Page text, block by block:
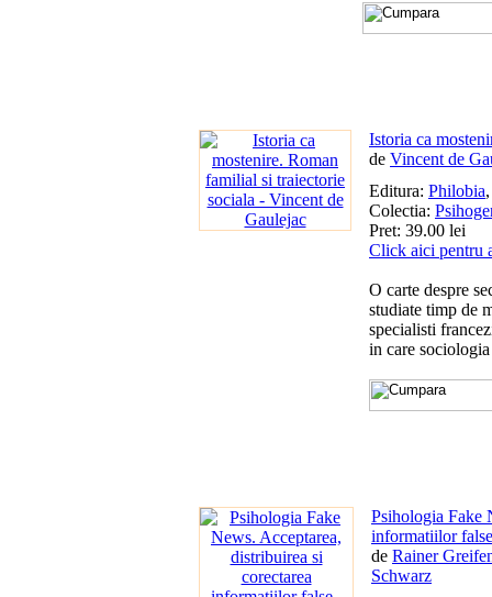
Istoria ca
de Vincent de
Editura: Philobia
Colectia:
Pret: 39.00 lei
Click aici pentru
O carte despre
studiate timp de
specialisti
in care
Psihologia Fake
informatiilor false
de Rainer
Schwarz